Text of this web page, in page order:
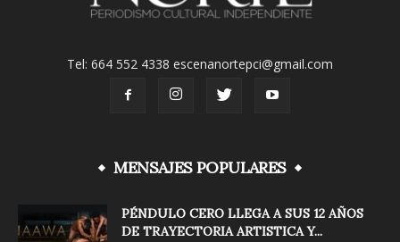
Tel: 664 552 4338 escenanortepci@gmail.com
MENSAJES POPULARES
PÉNDULO CERO LLEGA A SUS 12 AÑOS
DE TRAYECTORIA ARTISTICA Y...